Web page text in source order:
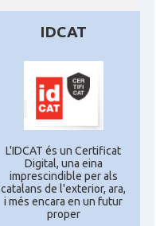
IDCAT
L'IDCAT és un Certificat
Digital, una eina
imprescindible per als
catalans de l'exterior, ara,
i més encara en un futur
proper